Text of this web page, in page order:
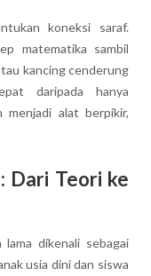
koneksi saraf.
matematika sambil
kancing cenderung
daripada hanya
menjadi alat berpikir,
Dari Teori ke
dikenali sebagai
usia dini dan siswa